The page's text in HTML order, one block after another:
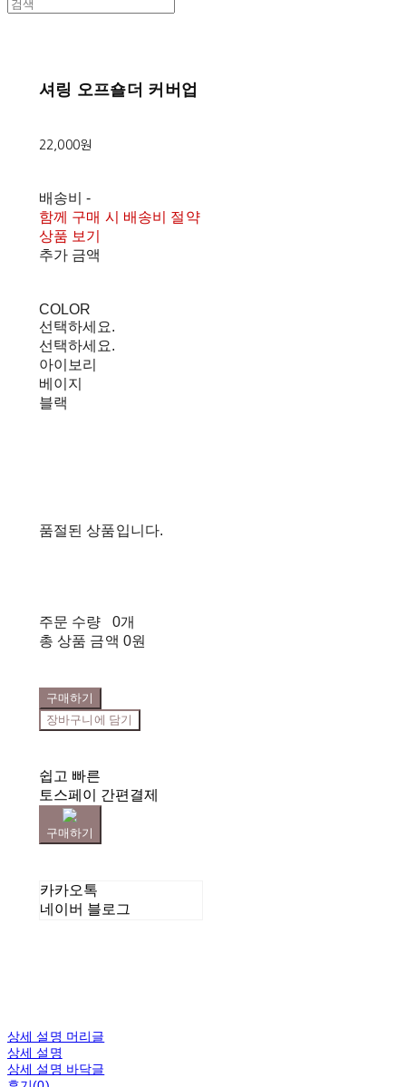
셔링 오프숄더 커버업
22,000원
배송비-
함께 구매 시 배송비 절약
상품 보기
추가 금액
COLOR
선택하세요.
선택하세요.
아이보리
베이지
블랙
품절된 상품입니다.
주문 수량
0개
총 상품 금액 0원
구매하기
장바구니에 담기
쉽고 빠른
토스페이 간편결제
구매하기
카카오톡
네이버 블로그
상세 설명 머리글
상세 설명
상세 설명 바닥글